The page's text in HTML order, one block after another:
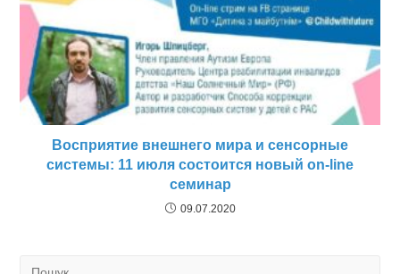
Восприятие внешнего мира и сенсорные
системы: 11 июля состоится новый on-line
семинар
09.07.2020